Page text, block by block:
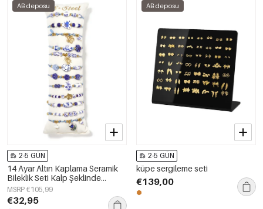
AB deposu
2-5 GÜN
14 Ayar Altın Kaplama Seramik
Bileklik Seti Kalp Şeklinde
Tatil/Plaj Romantik Serisi Kadın
Takıları
MSRP €105,99
€32,95
AB deposu
2-5 GÜN
küpe sergileme seti
€139,00